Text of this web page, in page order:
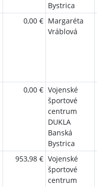
Bystrica
0,00 € Margaréta
Vráblová
0,00 € Vojenské
športové
centrum
DUKLA
Banská
Bystrica
953,98 € Vojenské
športové
centrum